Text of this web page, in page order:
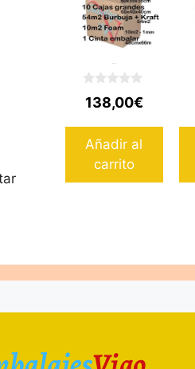
0
d
5
138,00€
Añadir al
carrito